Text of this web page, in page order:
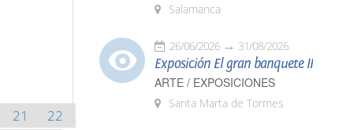
21
22
Salamanca
26/06/2026 31/08/2026
Exposición El gran banquete II
ARTE / EXPOSICIONES
Santa Marta de Tormes